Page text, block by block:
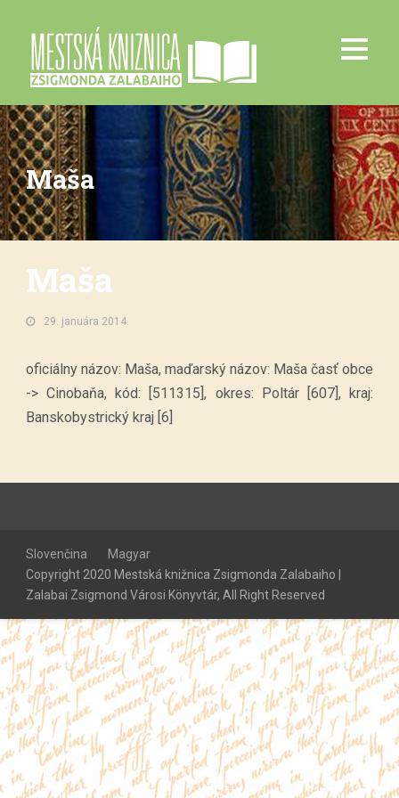
Maša
Maša
29. januára 2014.
oficiálny názov: Maša, maďarský názov: Maša časť obce
-> Cinobaňa, kód: [511315], okres: Poltár [607], kraj:
Banskobystrický kraj [6]
Slovenčina
Magyar
Copyright 2020 Mestská knižnica Zsigmonda Zalabaiho |
Zalabai Zsigmond Városi Könyvtár, All Right Reserved